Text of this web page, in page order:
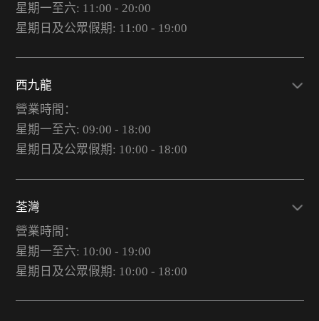
星期一至六: 11:00 - 20:00
星期日及公眾假期: 11:00 - 19:00
西九龍
營業時間：
星期一至六: 09:00 - 18:00
星期日及公眾假期: 10:00 - 18:00
荃灣
營業時間：
星期一至六: 10:00 - 19:00
星期日及公眾假期: 10:00 - 18:00